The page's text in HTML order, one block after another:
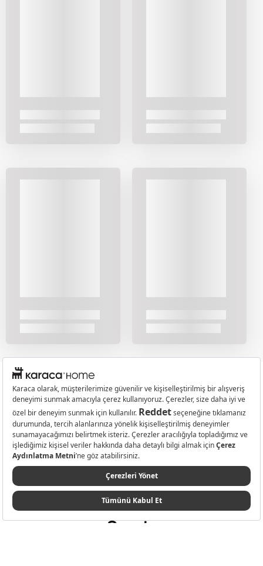
Markalar
© 2026 Karaca Home Collection Tekstil Sanayi ve Ticaret A.Ş. - Tüm hakları
saklıdır.